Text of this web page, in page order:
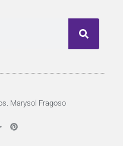
Marysol Fragoso
P
i